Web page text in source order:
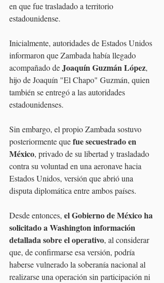
en que fue trasladado a territorio
estadounidense.
Inicialmente, autoridades de Estados Unidos
informaron que Zambada había llegado
acompañado de Joaquín Guzmán López,
hijo de Joaquín "El Chapo" Guzmán, quien
también se entregó a las autoridades
estadounidenses.
Sin embargo, el propio Zambada sostuvo
posteriormente que fue secuestrado en
México, privado de su libertad y trasladado
contra su voluntad en una aeronave hacia
Estados Unidos, versión que abrió una
disputa diplomática entre ambos países.
Desde entonces, el Gobierno de México ha
solicitado a Washington información
detallada sobre el operativo, al considerar
que, de confirmarse esa versión, podría
haberse vulnerado la soberanía nacional al
realizarse una operación sin participación ni